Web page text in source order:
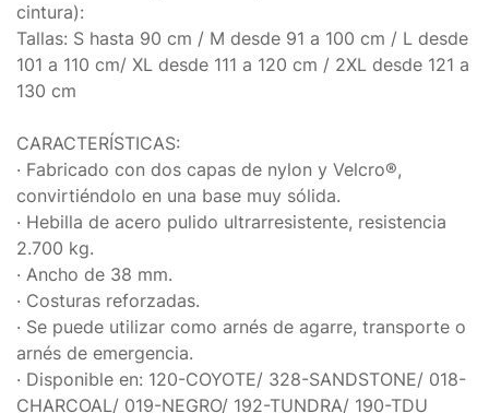
cintura):
Tallas: S hasta 90 cm / M desde 91 a 100 cm / L desde
101 a 110 cm/ XL desde 111 a 120 cm / 2XL desde 121 a
130 cm
CARACTERÍSTICAS:
· Fabricado con dos capas de nylon y Velcro®,
convirtiéndolo en una base muy sólida.
· Hebilla de acero pulido ultrarresistente, resistencia
2.700 kg.
· Ancho de 38 mm.
· Costuras reforzadas.
· Se puede utilizar como arnés de agarre, transporte o
arnés de emergencia.
· Disponible en: 120-COYOTE/ 328-SANDSTONE/ 018-
CHARCOAL/ 019-NEGRO/ 192-TUNDRA/ 190-TDU